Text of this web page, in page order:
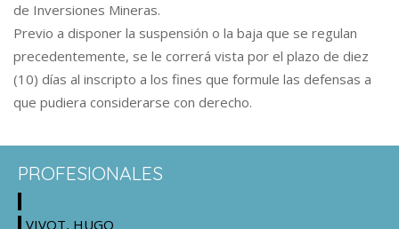
de Inversiones Mineras.
Previo a disponer la suspensión o la baja que se regulan
precedentemente, se le correrá vista por el plazo de diez
(10) días al inscripto a los fines que formule las defensas a
que pudiera considerarse con derecho.
PROFESIONALES
VIVOT, HUGO